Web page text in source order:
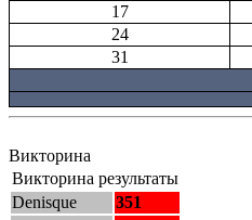
17
24
31
Викторина
Викторина результаты
Denisque
351